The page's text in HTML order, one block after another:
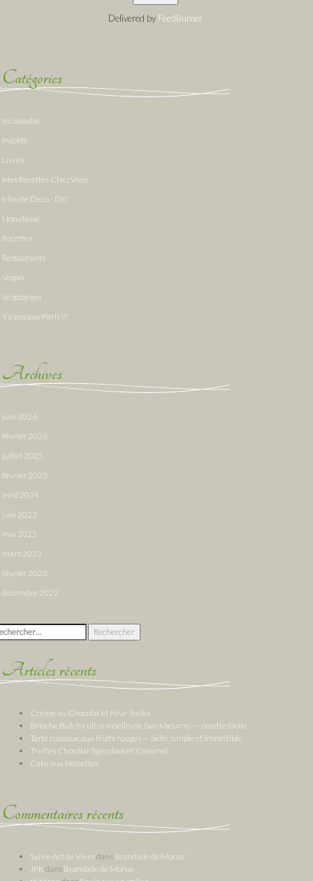
Delivered by FeedBurner
Catégories
Inclassable
Insolite
Livres
Mes Recettes Chez Vous
Minute Deco - DIY
Non classé
Recettes
Restaurants
Vegan
Végétarien
Y a pas que Paris !!!
Archives
juin 2026
février 2026
juillet 2025
février 2025
avril 2024
juin 2023
mai 2023
mars 2023
février 2023
décembre 2022
:
Articles récents
Crème au Chocolat et Fève Tonka
Brioche Butchy ultra moelleuse (sans beurre) — recette facile
Tarte rustique aux fruits rouges — belle, simple et irrésistible
Truffes Chocolat Spéculoos et Caramel
Cake aux Noisettes
Commentaires récents
Sylvie Art de Vivre dans Brandade de Morue
JPK dans Brandade de Morue